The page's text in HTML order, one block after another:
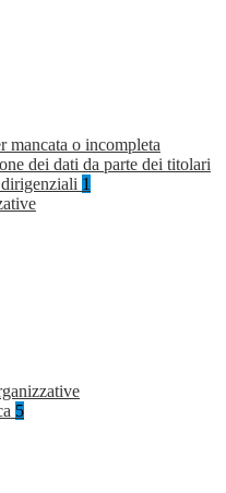
mancata o incompleta
dei dati da parte dei titolari
1
5